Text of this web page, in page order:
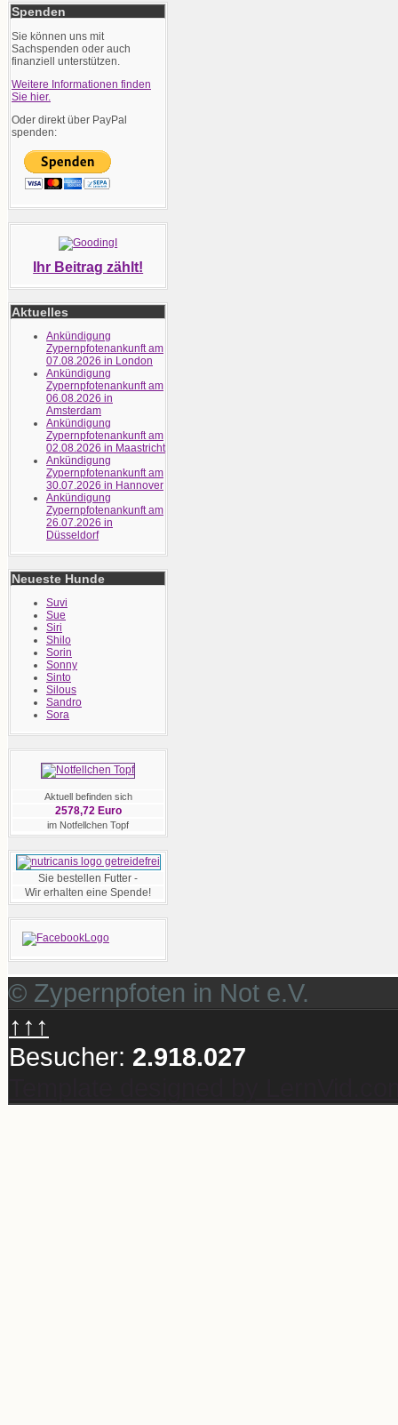
Spenden
Sie können uns mit
Sachspenden oder auch
finanziell unterstützen.
Weitere Informationen finden
Sie hier.
Oder direkt über PayPal
spenden:
Ihr Beitrag zählt!
Aktuelles
Ankündigung
Zypernpfotenankunft am
07.08.2026 in London
Ankündigung
Zypernpfotenankunft am
06.08.2026 in
Amsterdam
Ankündigung
Zypernpfotenankunft am
02.08.2026 in Maastricht
Ankündigung
Zypernpfotenankunft am
30.07.2026 in Hannover
Ankündigung
Zypernpfotenankunft am
26.07.2026 in
Düsseldorf
Neueste Hunde
Suvi
Sue
Siri
Shilo
Sorin
Sonny
Sinto
Silous
Sandro
Sora
Aktuell befinden sich
2578,72 Euro
im Notfellchen Topf
Sie bestellen Futter -
Wir erhalten eine Spende!
© Zypernpfoten in Not e.V.
↑↑↑
Besucher: 2.918.027